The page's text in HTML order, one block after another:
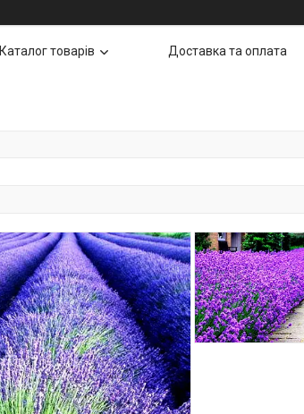
Каталог товарів Доставка та оплата